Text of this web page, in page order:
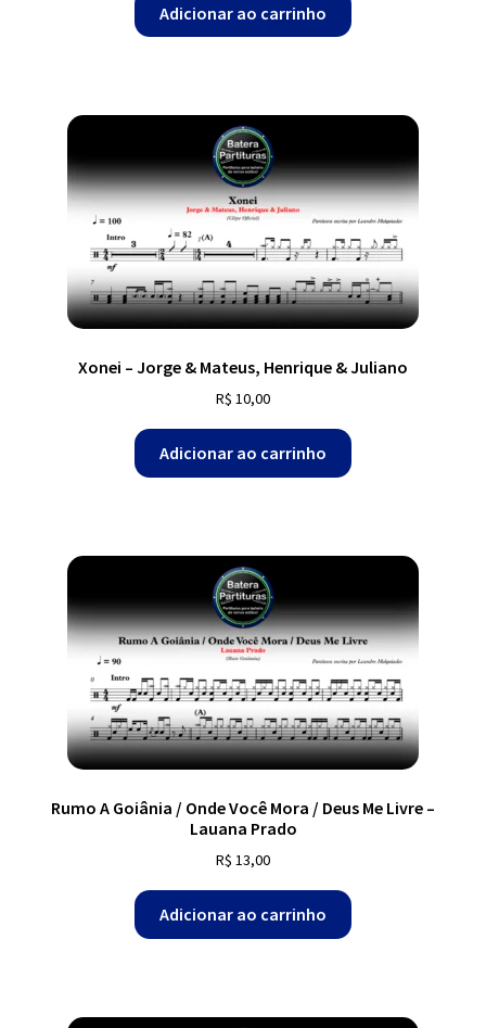
Adicionar ao carrinho
Xonei – Jorge & Mateus, Henrique & Juliano
R$ 10,00
Adicionar ao carrinho
Rumo A Goiânia / Onde Você Mora / Deus Me Livre –
Lauana Prado
R$ 13,00
Adicionar ao carrinho